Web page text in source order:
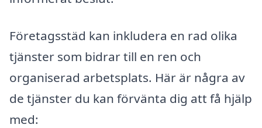
Företagsstäd kan inkludera en rad olika
tjänster som bidrar till en ren och
organiserad arbetsplats. Här är några av
de tjänster du kan förvänta dig att få hjälp
med: